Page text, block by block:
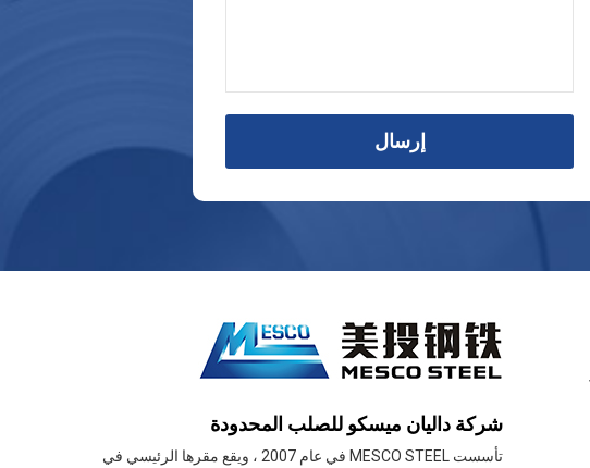
إرسال
شركة داليان ميسكو للصلب المحدودة
تأسست MESCO STEEL في عام 2007 ، ويقع مقرها الرئيسي في